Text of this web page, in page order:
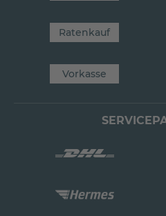
Ratenkauf
Vorkasse